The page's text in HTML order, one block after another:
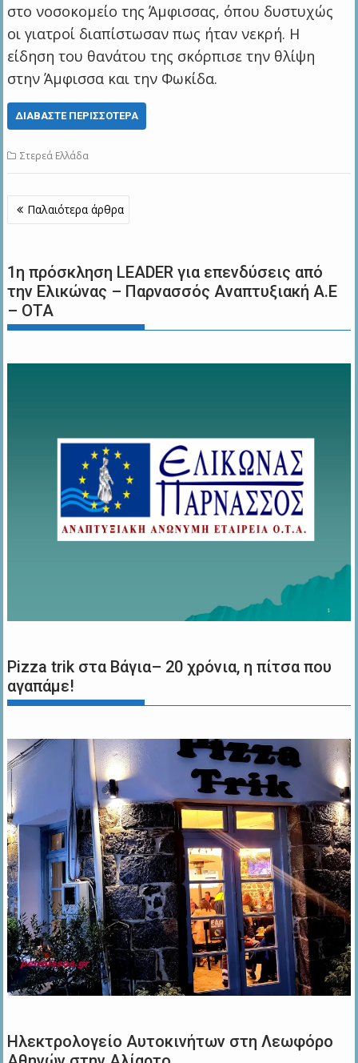
στο νοσοκομείο της Άμφισσας, όπου δυστυχώς
οι γιατροί διαπίστωσαν πως ήταν νεκρή. Η
είδηση του θανάτου της σκόρπισε την θλίψη
στην Άμφισσα και την Φωκίδα.
ΔΙΑΒΆΣΤΕ ΠΕΡΙΣΣΌΤΕΡΑ
Στερεά Ελλάδα
Πλοήγηση
άρθρων
Παλαιότερα άρθρα
1η πρόσκληση LEADER για επενδύσεις από
την Ελικώνας – Παρνασσός Αναπτυξιακή Α.Ε
– ΟΤΑ
Pizza trik στα Βάγια– 20 χρόνια, η πίτσα που
αγαπάμε!
Ηλεκτρολογείο Αυτοκινήτων στη Λεωφόρο